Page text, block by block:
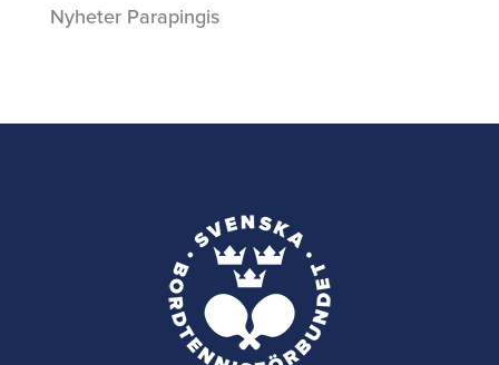
Nyheter Parapingis